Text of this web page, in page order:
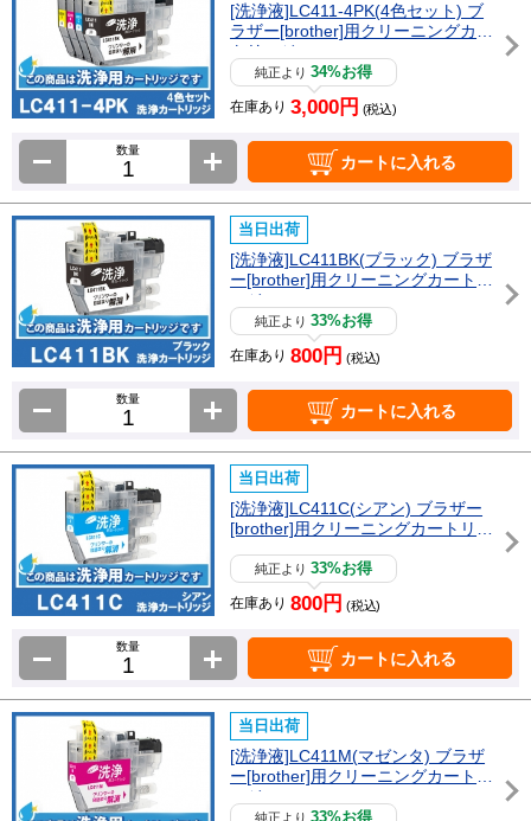
[洗浄液]LC411-4PK(4色セット) ブ
ラザー[brother]用クリーニングカー
トリッジ
純正より34%お得
在庫あり 3,000円 (税込)
数量
カートに入れる
当日出荷
[洗浄液]LC411BK(ブラック) ブラザ
ー[brother]用クリーニングカートリ
ッジ
純正より33%お得
在庫あり 800円 (税込)
数量
カートに入れる
当日出荷
[洗浄液]LC411C(シアン) ブラザー
[brother]用クリーニングカートリッ
純正より33%お得
在庫あり 800円 (税込)
数量
カートに入れる
当日出荷
[洗浄液]LC411M(マゼンタ) ブラザ
ー[brother]用クリーニングカートリ
ッジ
純正より33%お得